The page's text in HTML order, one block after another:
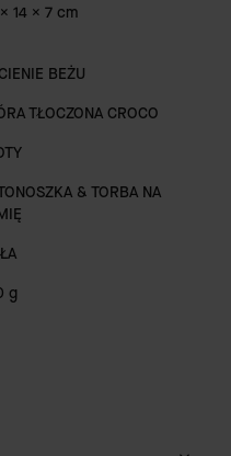
14 x 7 cm
BEŻU
TŁOCZONA CROCO
& TORBA NA
g